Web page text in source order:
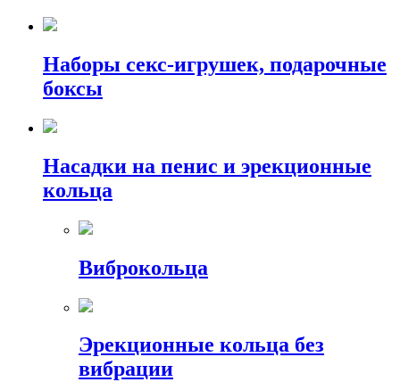
Наборы секс-игрушек, подарочные
боксы
Насадки на пенис и эрекционные
кольца
Виброкольца
Эрекционные кольца без
вибрации